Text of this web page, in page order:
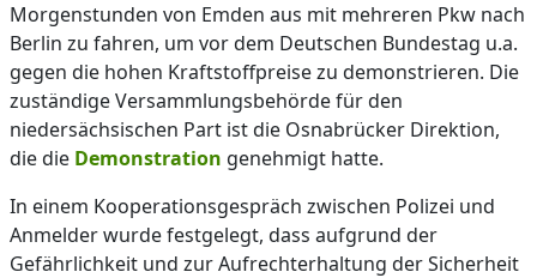
Morgenstunden von Emden aus mit mehreren Pkw nach
Berlin zu fahren, um vor dem Deutschen Bundestag u.a.
gegen die hohen Kraftstoffpreise zu demonstrieren. Die
zuständige Versammlungsbehörde für den
niedersächsischen Part ist die Osnabrücker Direktion,
die die Demonstration genehmigt hatte.
In einem Kooperationsgespräch zwischen Polizei und
Anmelder wurde festgelegt, dass aufgrund der
Gefährlichkeit und zur Aufrechterhaltung der Sicherheit